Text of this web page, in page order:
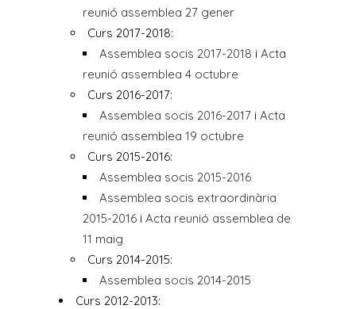
reunió assemblea 27 gener
Curs 2017-2018:
Assemblea socis 2017-2018 i Acta
reunió assemblea 4 octubre
Curs 2016-2017:
Assemblea socis 2016-2017 i Acta
reunió assemblea 19 octubre
Curs 2015-2016:
Assemblea socis 2015-2016
Assemblea socis extraordinària
2015-2016 i Acta reunió assemblea de
11 maig
Curs 2014-2015:
Assemblea socis 2014-2015
Curs 2012-2013: